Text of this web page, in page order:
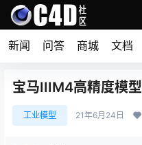
新闻 问答 商城 文档
宝马IIIM4高精度模型
工业模型 21年6月24日